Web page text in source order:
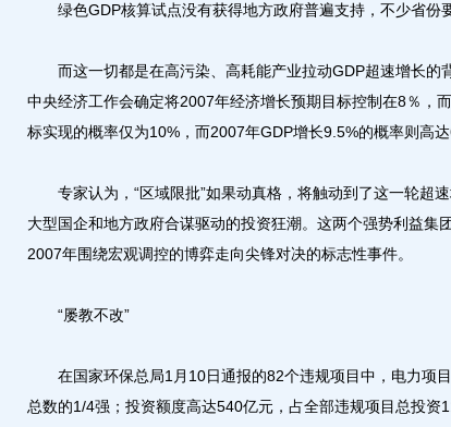
绿色GDP核算试点没有获得地方政府普遍支持，不少省份要
而这一切都是在高污染、高耗能产业拉动GDP超速增长的
中央经济工作会确定将2007年经济增长预期目标控制在8％，
标实现的概率仅为10%，而2007年GDP增长9.5%的概率则高达
专家认为，“区域限批”如果动真格，将触动到了这一轮超
大型国企和地方政府合谋驱动的投资狂潮。这两个强势利益集
2007年围绕宏观调控的博弈走向尖锋对决的标志性事件。
“屡教不改”
在国家环保总局1月10日通报的82个违规项目中，电力项目
总数的1/4强；投资额度高达540亿元，占全部违规项目总投资